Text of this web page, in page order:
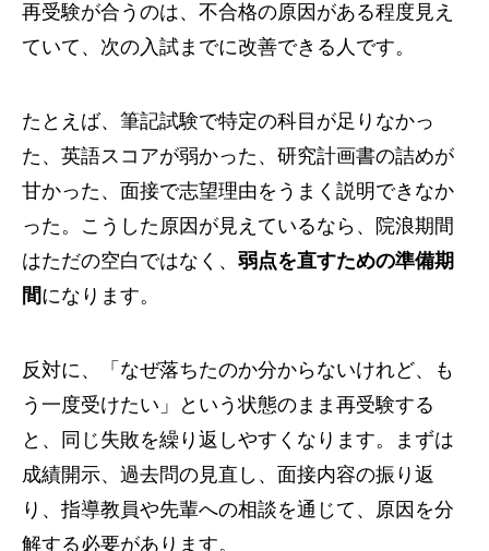
再受験が合うのは、不合格の原因がある程度見え
ていて、次の入試までに改善できる人です。
たとえば、筆記試験で特定の科目が足りなかっ
た、英語スコアが弱かった、研究計画書の詰めが
甘かった、面接で志望理由をうまく説明できなか
った。こうした原因が見えているなら、院浪期間
はただの空白ではなく、 弱点を直すための準備期
間になります。
反対に、「なぜ落ちたのか分からないけれど、も
う一度受けたい」という状態のまま再受験する
と、同じ失敗を繰り返しやすくなります。まずは
成績開示、過去問の見直し、面接内容の振り返
り、指導教員や先輩への相談を通じて、原因を分
解する必要があります。